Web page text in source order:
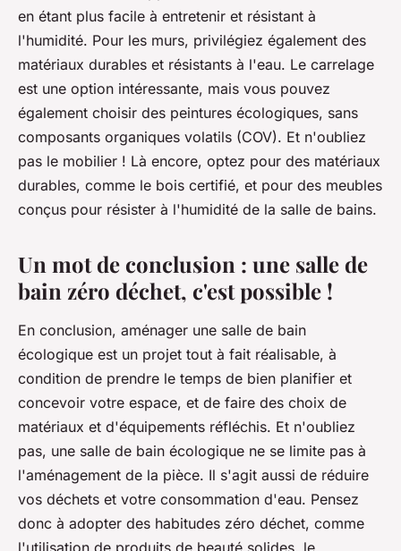
en étant plus facile à entretenir et résistant à
l'humidité. Pour les murs, privilégiez également des
matériaux durables et résistants à l'eau. Le carrelage
est une option intéressante, mais vous pouvez
également choisir des peintures écologiques, sans
composants organiques volatils (COV). Et n'oubliez
pas le mobilier ! Là encore, optez pour des matériaux
durables, comme le bois certifié, et pour des meubles
conçus pour résister à l'humidité de la salle de bains.
Un mot de conclusion : une salle de
bain zéro déchet, c'est possible !
En conclusion, aménager une salle de bain
écologique est un projet tout à fait réalisable, à
condition de prendre le temps de bien planifier et
concevoir votre espace, et de faire des choix de
matériaux et d'équipements réfléchis. Et n'oubliez
pas, une salle de bain écologique ne se limite pas à
l'aménagement de la pièce. Il s'agit aussi de réduire
vos déchets et votre consommation d'eau. Pensez
donc à adopter des habitudes zéro déchet, comme
l'utilisation de produits de beauté solides, le